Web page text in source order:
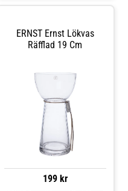
ERNST Ernst Lökvas
Räfflad 19 Cm
199 kr